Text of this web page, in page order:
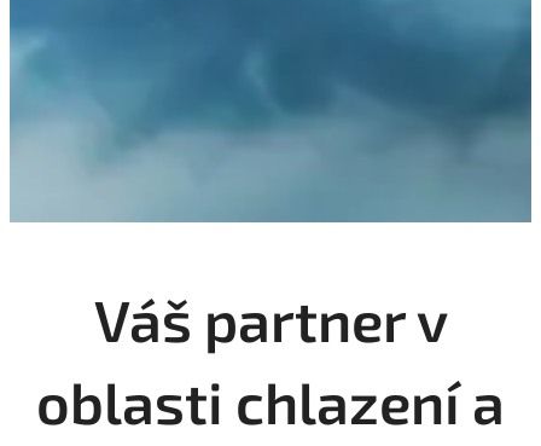
Váš partner v
oblasti chlazení a